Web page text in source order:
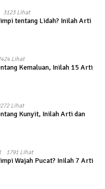
3123 Lihat
tentang Lidah? Inilah Arti
Lihat
Kemaluan, Inilah 15 Arti
Lihat
Kunyit, Inilah Arti dan
1791 Lihat
Wajah Pucat? Inilah 7 Arti